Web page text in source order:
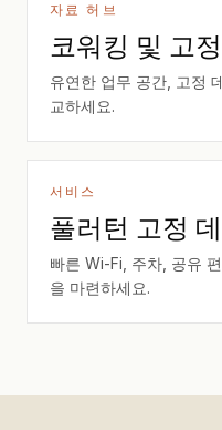
자료 허브
코워킹 및 고
유연한 업무 공간, 고정
교하세요.
서비스
풀러턴 고정
빠른 Wi-Fi, 주차, 공유
을 마련하세요.